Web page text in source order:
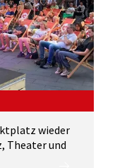
wieder
Theater und